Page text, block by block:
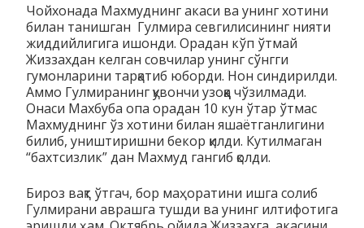
Чойхонада Махмуднинг акаси ва унинг хотини
билан танишган Гулмира севгилисининг нияти
жиддийлигига ишонди. Орадан кўп ўтмай
Жиззахдан келган совчилар унинг сўнгги
гумонларини тарқатиб юборди. Нон синдирилди.
Аммо Гулмиранинг қувончи узоққа чўзилмади.
Онаси Махбуба опа орадан 10 кун ўтар ўтмас
Махмуднинг ўз хотини билан яшаётганлигини
билиб, уништиришни бекор қилди. Кутилмаган
“бахтсизлик” дан Махмуд гангиб қолди.
Бироз вақт ўтгач, бор маҳоратини ишга солиб
Гулмирани аврашга тушди ва унинг илтифотига